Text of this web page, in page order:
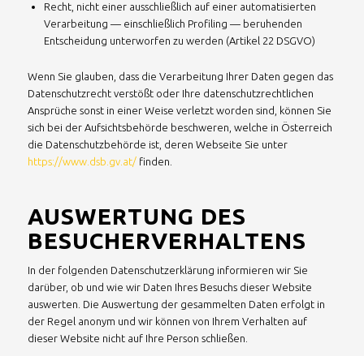
Recht, nicht einer ausschließlich auf einer automatisierten
Verarbeitung — einschließlich Profiling — beruhenden
Entscheidung unterworfen zu werden (Artikel 22 DSGVO)
Wenn Sie glauben, dass die Verarbeitung Ihrer Daten gegen das
Datenschutzrecht verstößt oder Ihre datenschutzrechtlichen
Ansprüche sonst in einer Weise verletzt worden sind, können Sie
sich bei der Aufsichtsbehörde beschweren, welche in Österreich
die Datenschutzbehörde ist, deren Webseite Sie unter
https://www.dsb.gv.at/finden.
AUSWERTUNG DES
BESUCHERVERHALTENS
In der folgenden Datenschutzerklärung informieren wir Sie
darüber, ob und wie wir Daten Ihres Besuchs dieser Website
auswerten. Die Auswertung der gesammelten Daten erfolgt in
der Regel anonym und wir können von Ihrem Verhalten auf
dieser Website nicht auf Ihre Person schließen.